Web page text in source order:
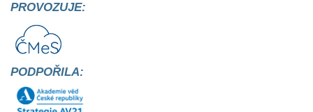
PROVOZUJE:
PODPOŘILA: